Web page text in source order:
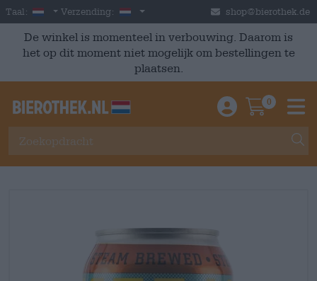
Skip to main content
Taal: Dutch
Verzending: Nederland shop@bierothek.de
De winkel is momenteel in verbouwing. Daarom is
het op dit moment niet mogelijk om bestellingen te
plaatsen.
Einloggen /
0